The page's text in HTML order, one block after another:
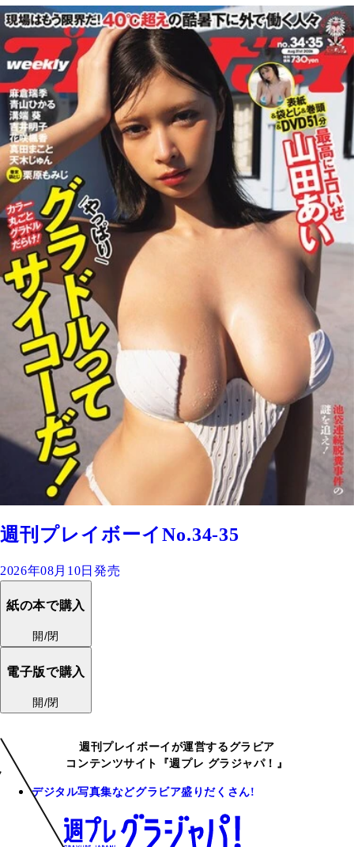
週刊プレイボーイNo.34-35
2026年08月10日発売
紙の本で購入
開/閉
電子版で購入
開/閉
週刊プレイボーイが運営するグラビア
コンテンツサイト『週プレ グラジャパ！』
デジタル写真集などグラビア盛りだくさん!